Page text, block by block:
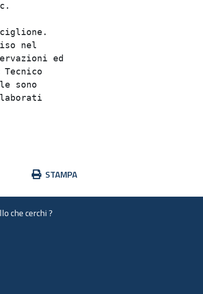
di mc.
Rosciglione.
avviso nel
le osservazioni ed
Servizio Tecnico
il quale sono
e degli elaborati
SERVIZIO
Azioni
documento
STAMPA
che cerchi ?